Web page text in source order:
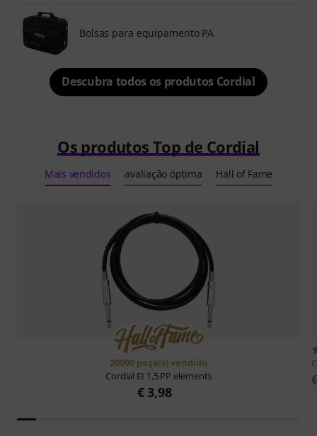
Bolsas para equipamento PA
Descubra todos os produtos Cordial
Os produtos Top de Cordial
Mais vendidos avaliação óptima Hall of Fame
20000 peça(s) vendido
Cordial EI 1,5 PP elements
€ 3,98